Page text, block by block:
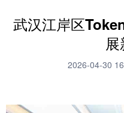
国际 财经
思客智库
科创
武汉江岸区
2026-04-30